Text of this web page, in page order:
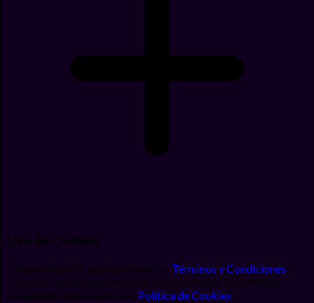
Uso de Cookies
Al usar este sitio aceptas nuestros Términos y Condiciones.
Usamos cookies para mejorar tu experiencia. Si continúas
navegando, aceptas su uso. Política de Cookies.